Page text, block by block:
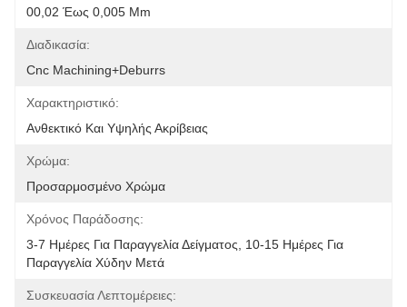
00,02 Έως 0,005 Mm
Διαδικασία:
Cnc Machining+deburrs
Χαρακτηριστικό:
Ανθεκτικό Και Υψηλής Ακρίβειας
Χρώμα:
Προσαρμοσμένο Χρώμα
Χρόνος Παράδοσης:
3-7 Ημέρες Για Παραγγελία Δείγματος, 10-15 Ημέρες Για
Παραγγελία Χύδην Μετά
Συσκευασία Λεπτομέρειες: